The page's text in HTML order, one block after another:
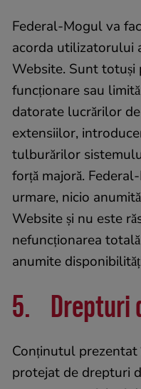
Federal-Mogul va
acorda utilizatorului
Website. Sunt
funcționare sau
datorate lucrărilor
extensiilor,
tulburărilor
forță majoră.
urmare, nicio
Website și nu este
nefuncționarea
anumite
5. Drepturi
Conținutul
protejat de drepturi